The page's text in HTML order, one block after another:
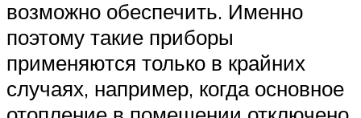
возможно обеспечить. Именно
поэтому такие приборы
применяются только в крайних
случаях, например, когда основное